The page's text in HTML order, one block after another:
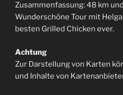
Zusammenfassung: 48 km
Wunderschöne Tour mit
besten Grilled Chicken ever.
Achtung
Zur Darstellung von Karten
und Inhalte von